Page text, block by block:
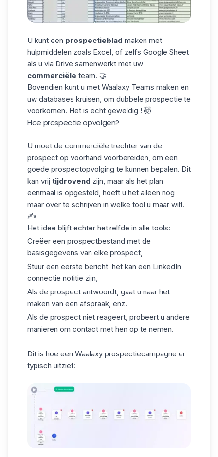
U kunt een prospectieblad maken met
hulpmiddelen zoals Excel , of zelfs Google Sheet
als u via Drive samenwerkt met uw
commerciële team. 🤝
Bovendien kunt u met Waalaxy Teams maken en
uw databases kruisen, om dubbele prospectie te
voorkomen. Het is echt geweldig ! 🤯
Hoe prospectie opvolgen?
U moet de commerciële trechter van de
prospect op voorhand voorbereiden, om een
goede prospectopvolging te kunnen bepalen. Dit
kan vrij tijdrovend zijn, maar als het plan
eenmaal is opgesteld, hoeft u het alleen nog
maar over te schrijven in welke tool u maar wilt.
✍️
Het idee blijft echter hetzelfde in alle tools:
Creëer een prospectbestand met de
basisgegevens van elke prospect,
Stuur een eerste bericht, het kan een LinkedIn
connectie notitie zijn,
Als de prospect antwoordt, gaat u naar het
maken van een afspraak, enz.
Als de prospect niet reageert, probeert u andere
manieren om contact met hen op te nemen.
Dit is hoe een Waalaxy prospectiecampagne er
typisch uitziet: